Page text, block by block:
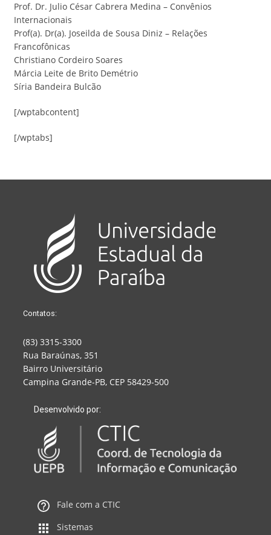
Prof. Dr. Julio César Cabrera Medina – Convênios
Internacionais
Prof(a). Dr(a). Joseilda de Sousa Diniz – Relações
Francofônicas
Christiano Cordeiro Soares
Márcia Leite de Brito Demétrio
Síria Bandeira Bulcão
[/wptabcontent]
[/wptabs]
Contatos:
(83) 3315-3300
Rua Baraúnas, 351
Bairro Universitário
Campina Grande-PB, CEP 58429-500
Desenvolvido por:
Fale com a CTIC
Sistemas